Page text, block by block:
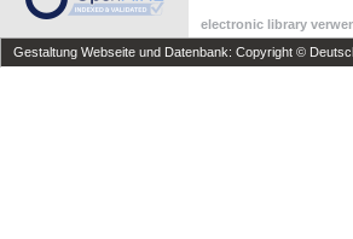
electronic library
Gestaltung Webseite und Datenbank: Copyright ©